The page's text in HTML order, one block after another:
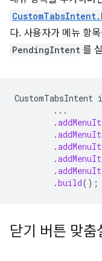
다. 사용자가 메뉴 항
PendingIntent 를
CustomTabsIntent
...
.
.
.
.
.
.build();
닫기 버튼 맞춤